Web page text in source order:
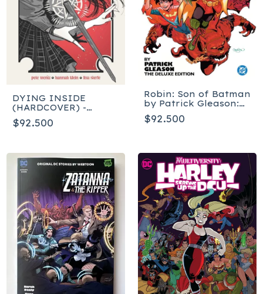
DYING INSIDE
(HARDCOVER) -
Inglés
$92.500
Robin: Son of Batman
by Patrick Gleason:
The Deluxe Edition -
Tapa dura
$92.500